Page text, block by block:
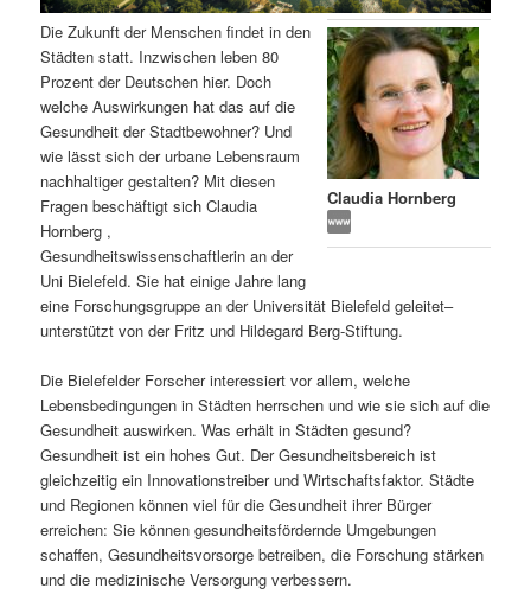
n
h
a
l
t
s
p
r
i
n
g
e
n
I
n
h
a
l
t
s
p
r
i
n
Claudia Hornberg
Die Zukunft der Menschen findet in den
Städten statt. Inzwischen leben 80
Prozent der Deutschen hier. Doch
welche Auswirkungen hat das auf die
Gesundheit der Stadtbewohner? Und
wie lässt sich der urbane Lebensraum
nachhaltiger gestalten? Mit diesen
Fragen beschäftigt sich Claudia
Hornberg ,
Gesundheitswissenschaftlerin an der
Uni Bielefeld. Sie hat einige Jahre lang
eine Forschungsgruppe an der Universität Bielefeld geleitet–
unterstützt von der Fritz und Hildegard Berg-Stiftung.
Die Bielefelder Forscher interessiert vor allem, welche
Lebensbedingungen in Städten herrschen und wie sie sich auf die
Gesundheit auswirken. Was erhält in Städten gesund?
Gesundheit ist ein hohes Gut. Der Gesundheitsbereich ist
gleichzeitig ein Innovationstreiber und Wirtschaftsfaktor. Städte
und Regionen können viel für die Gesundheit ihrer Bürger
erreichen: Sie können gesundheitsfördernde Umgebungen
schaffen, Gesundheitsvorsorge betreiben, die Forschung stärken
und die medizinische Versorgung verbessern.